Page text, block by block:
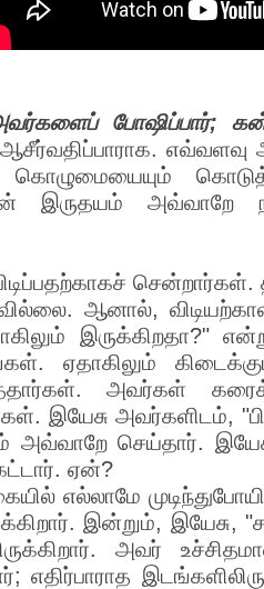
போஷிப்பார்;
இருதயம் அவ்வாறே
ஆனால்,
இருக்கிறதா?"
ஏதாகிலும்
அவர்கள்
இயேசு அவர்களிடம்,
அவ்வாறே செய்தார்.
ஏன்?
எல்லாமே
இன்றும், இயேசு,
அவர்
எதிர்பாராத